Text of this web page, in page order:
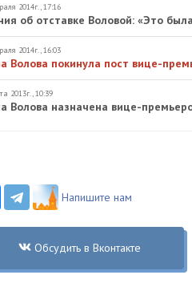
2014г., 17:16
об отставке Воловой: «Это
2014г., 16:03
Волова покинула пост вице-
2013г., 10:39
Волова назначена вице-
Напишите нам
Обсудить в Вконтакте